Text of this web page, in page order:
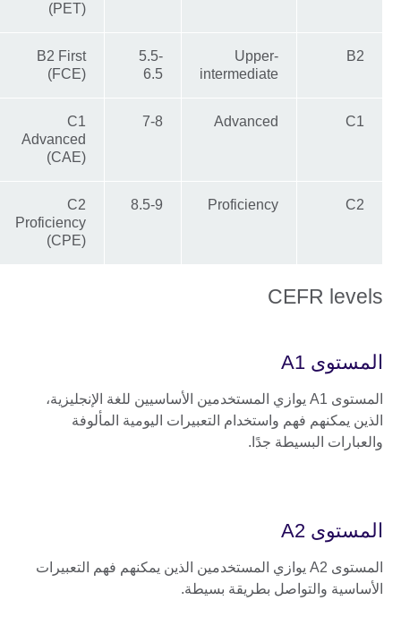
(PET)
B2
Upper-
intermediate
5.5-
6.5
B2 First
(FCE)
C1
Advanced
7-8
C1
Advanced
(CAE)
C2
Proficiency
8.5-9
C2
Proficiency
(CPE)
CEFR levels
المستوى A1
المستوى A1 يوازي المستخدمين الأساسيين للغة الإنجليزية،
الذين يمكنهم فهم واستخدام التعبيرات اليومية المألوفة
والعبارات البسيطة جدًا.
المستوى A2
المستوى A2 يوازي المستخدمين الذين يمكنهم فهم التعبيرات
الأساسية والتواصل بطريقة بسيطة.